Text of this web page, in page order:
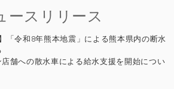
ースリリース
】「令和8年熊本地震」による熊本県内の断水
店舗への散水車による給水支援を開始につい